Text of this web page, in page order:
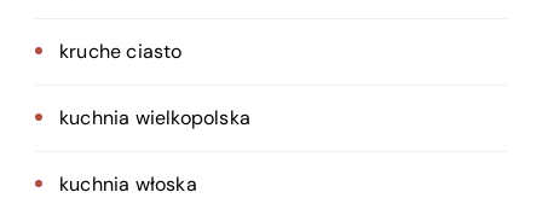
kruche ciasto
kuchnia wielkopolska
kuchnia włoska